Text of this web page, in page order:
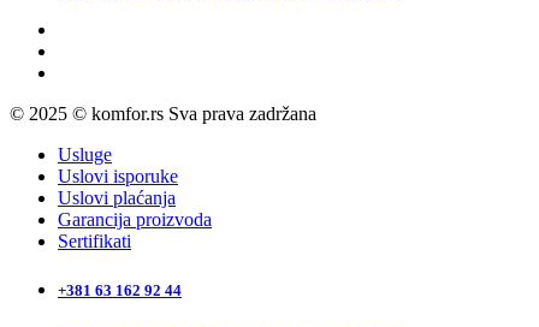
© 2025 © komfor.rs Sva prava zadržana
Usluge
Uslovi isporuke
Uslovi plaćanja
Garancija proizvoda
Sertifikati
+381 63 162 92 44